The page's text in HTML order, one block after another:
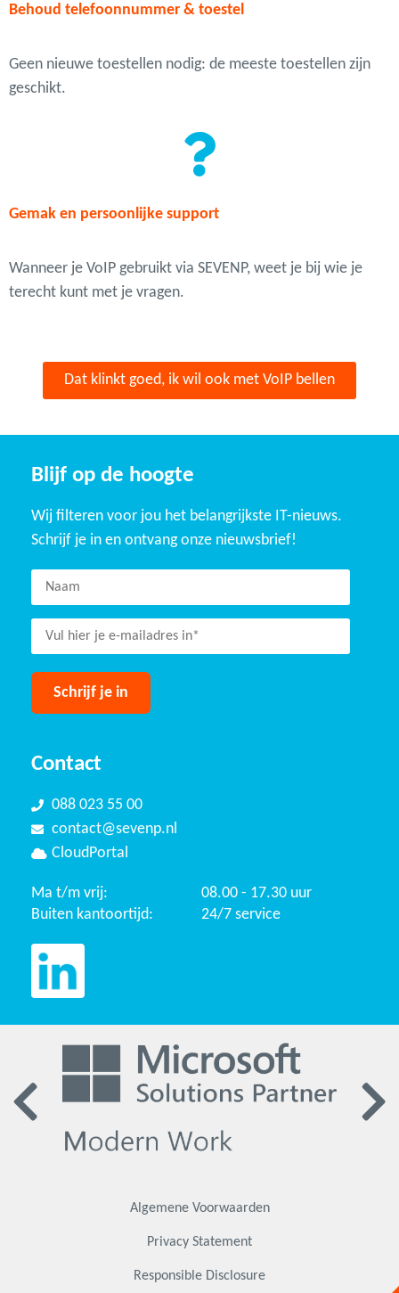
Behoud telefoonnummer & toestel
Geen nieuwe toestellen nodig: de meeste toestellen zijn
geschikt.
Gemak en persoonlijke support
Wanneer je VoIP gebruikt via SEVENP, weet je bij wie je
terecht kunt met je vragen.
Dat klinkt goed, ik wil ook met VoIP bellen
Blijf op de hoogte
Wij filteren voor jou het belangrijkste IT-nieuws.
Schrijf je in en ontvang onze nieuwsbrief!
Contact
088 023 55 00
contact@sevenp.nl
CloudPortal
Ma t/m vrij:
08.00 - 17.30 uur
Buiten kantoortijd:
24/7 service
Algemene Voorwaarden
Privacy Statement